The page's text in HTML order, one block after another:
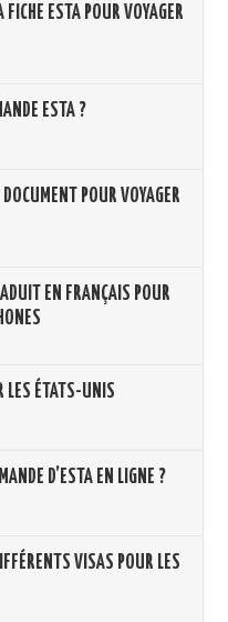
ESTA POUR VOYAGER
ESTA ?
POUR VOYAGER
EN FRANÇAIS POUR
LES ÉTATS-UNIS
D’ESTA EN LIGNE ?
VISAS POUR LES